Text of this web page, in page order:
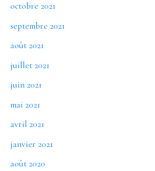
octobre 2021
septembre 2021
août 2021
juillet 2021
juin 2021
mai 2021
avril 2021
janvier 2021
août 2020